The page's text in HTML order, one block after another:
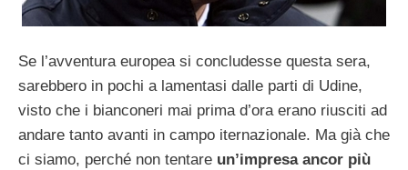
Se l’avventura europea si concludesse questa sera,
sarebbero in pochi a lamentasi dalle parti di Udine,
visto che i bianconeri mai prima d’ora erano riusciti ad
andare tanto avanti in campo iternazionale. Ma già che
ci siamo, perché non tentare un’impresa ancor più